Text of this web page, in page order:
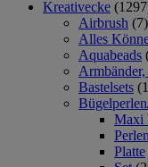
Kreativecke
Airbrush (7)
Alles
Aquabeads
Bastelsets
Maxi
Perlen
Platte